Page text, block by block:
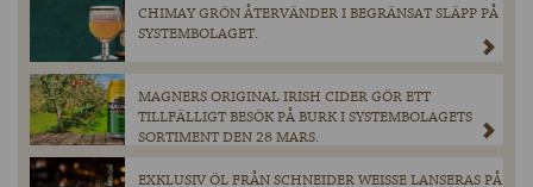
CHIMAY GRÖN ÅTERVÄNDER I BEGRÄNSAT SLÄPP PÅ
SYSTEMBOLAGET.
MAGNERS ORIGINAL IRISH CIDER GÖR ETT
TILLFÄLLIGT BESÖK PÅ BURK I SYSTEMBOLAGETS
SORTIMENT DEN 28 MARS.
EXKLUSIV ÖL FRÅN SCHNEIDER WEISSE LANSERAS PÅ